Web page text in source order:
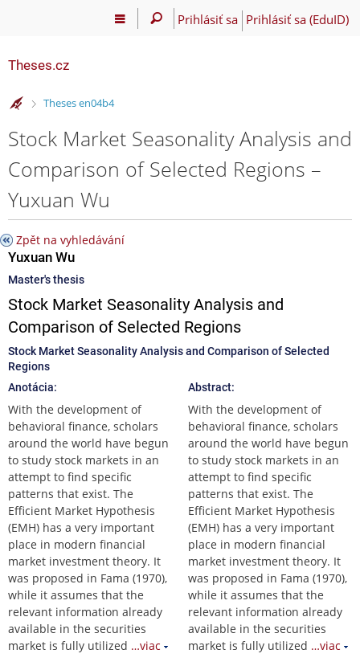
Prihlásiť sa Prihlásiť sa (EduID)
Theses.cz
>
Theses en04b4
Stock Market Seasonality Analysis and
Comparison of Selected Regions –
Yuxuan Wu
Zpět na vyhledávání
Yuxuan Wu
Master's thesis
Stock Market Seasonality Analysis and
Comparison of Selected Regions
Stock Market Seasonality Analysis and Comparison of Selected
Regions
Anotácia:
With the development of
behavioral finance, scholars
around the world have begun
to study stock markets in an
attempt to find specific
patterns that exist. The
Efficient Market Hypothesis
(EMH) has a very important
place in modern financial
market investment theory. It
was proposed in Fama (1970),
while it assumes that the
relevant information already
available in the securities
market is fully utilized …viac
Abstract:
With the development of
behavioral finance, scholars
around the world have begun
to study stock markets in an
attempt to find specific
patterns that exist. The
Efficient Market Hypothesis
(EMH) has a very important
place in modern financial
market investment theory. It
was proposed in Fama (1970),
while it assumes that the
relevant information already
available in the securities
market is fully utilized …viac